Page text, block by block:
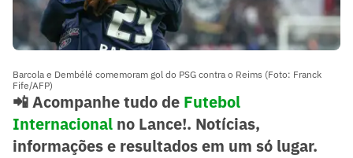
Barcola e Dembélé comemoram gol do PSG contra o Reims (Foto: Franck
Fife/AFP)
📲 Acompanhe tudo de Futebol
Internacional no Lance!. Notícias,
informações e resultados em um só lugar.